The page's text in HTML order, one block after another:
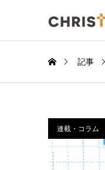
記事
連載・コラム